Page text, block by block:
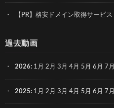
【PR】格安ドメイン取得サービス
過去動画
2026: 1月 2月 3月 4月 5月 6月 7月
2025: 1月 2月 3月 4月 5月 6月 7月